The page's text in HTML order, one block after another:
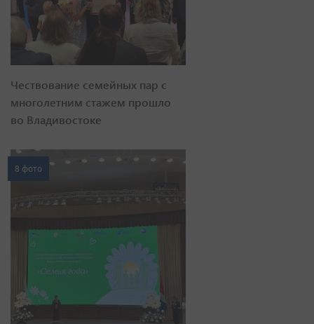
Чествование семейных пар с
многолетним стажем прошло
во Владивостоке
8 фото